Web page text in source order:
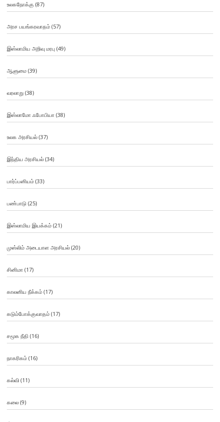
உலகநோக்கு (87)
அரச பயங்கரவாதம்(57)
இஸ்லாமிய அறிவு மரபு (49)
ஆளுமை(39)
வரலாறு(38)
இஸ்லாமோ ஃபோபியா (38)
உலக அரசியல்(37)
இந்திய அரசியல்(34)
பார்ப்பனியம்(33)
பண்பாடு(25)
இஸ்லாமிய இயக்கம்(21)
முஸ்லிம் அடையாள அரசியல்(20)
சினிமா (17)
காலனிய நீக்கம்(17)
கடும்போக்குவாதம்(17)
சமூக நீதி (16)
நாகரிகம்(16)
கல்வி (11)
கலை(9)